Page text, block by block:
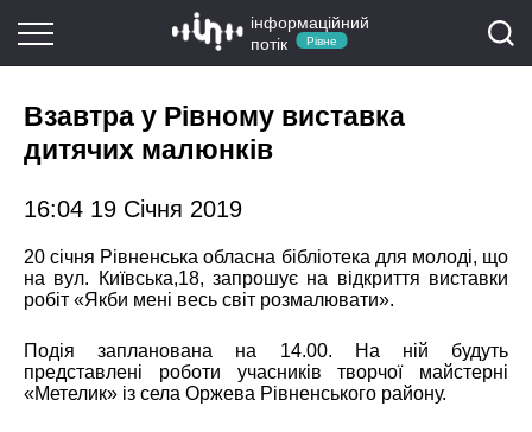
інформаційний
потік
Рівне
Взавтра у Рівному виставка
дитячих малюнків
16:04 19 Січня 2019
20 січня Рівненська обласна бібліотека для молоді, що
на вул. Київська,18, запрошує на відкриття виставки
робіт «Якби мені весь світ розмалювати».
Подія запланована на 14.00. На ній будуть
представлені роботи учасників творчої майстерні
«Метелик» із села Оржева Рівненського району.